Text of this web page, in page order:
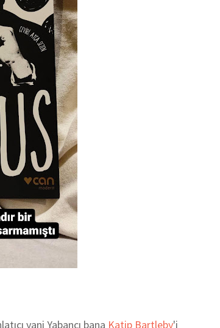
yani Yabancı bana Katip Bartleby'i